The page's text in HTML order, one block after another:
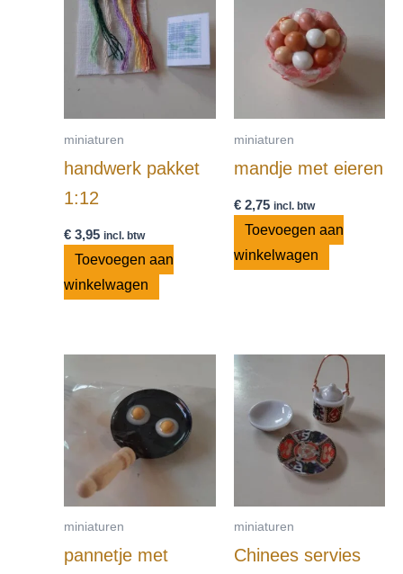
miniaturen
handwerk pakket
1:12
€ 3,95 incl. btw
Toevoegen aan
winkelwagen
miniaturen
mandje met eieren
€2,75 incl. btw
Toevoegen aan
winkelwagen
miniaturen
pannetje met
miniaturen
Chinees servies